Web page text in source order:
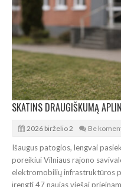
2026 birželio 2 Be
Išaugus patogios, lengvai
poreikiui Vilniaus rajono
elektromobilių infrastruktūros
įrengti 47 naujas viešai